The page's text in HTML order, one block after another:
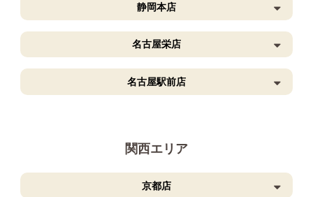
静岡本店
名古屋栄店
名古屋駅前店
関西エリア
京都店